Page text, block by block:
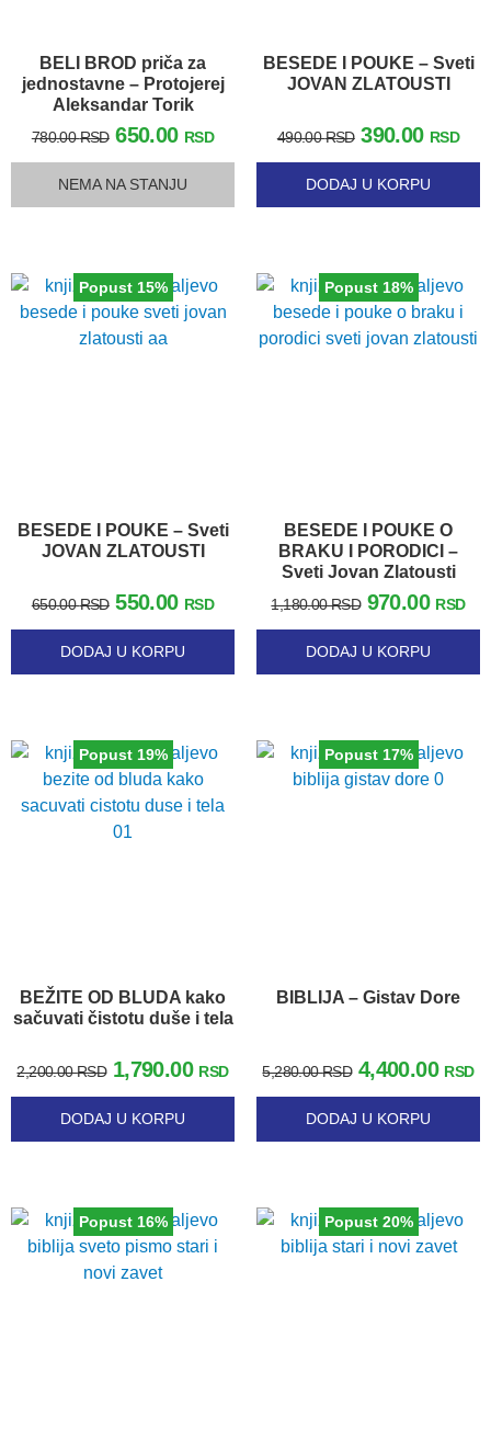
BELI BROD priča za
jednostavne – Protojerej
Aleksandar Torik
780.00RSD 650.00 RSD
NEMA NA STANJU
BESEDE I POUKE – Sveti
JOVAN ZLATOUSTI
490.00RSD 390.00 RSD
DODAJ U KORPU
Popust 15%
BESEDE I POUKE – Sveti
JOVAN ZLATOUSTI
650.00RSD 550.00 RSD
DODAJ U KORPU
Popust 18%
BESEDE I POUKE O
BRAKU I PORODICI –
Sveti Jovan Zlatousti
1,180.00RSD 970.00 RSD
DODAJ U KORPU
Popust 19%
BEŽITE OD BLUDA kako
sačuvati čistotu duše i tela
2,200.00RSD 1,790.00 RSD
DODAJ U KORPU
Popust 17%
BIBLIJA – Gistav Dore
5,280.00RSD 4,400.00 RSD
DODAJ U KORPU
Popust 16% Popust 20%